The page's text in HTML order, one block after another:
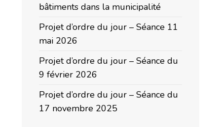
bâtiments dans la municipalité
Projet d’ordre du jour – Séance 11
mai 2026
Projet d’ordre du jour – Séance du
9 février 2026
Projet d’ordre du jour – Séance du
17 novembre 2025